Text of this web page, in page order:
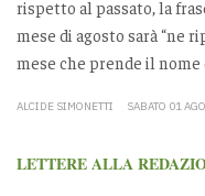
rispetto al passato, la
mese di agosto sarà “ne
mese che prende il nome
ALCIDE SIMONETTI SABATO 01
LETTERE ALLA